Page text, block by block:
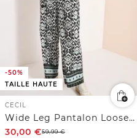
-50%
TAILLE HAUTE
CECIL
Wide Leg Pantalon Loose Fit avec imprimé
30,00 €59,99€